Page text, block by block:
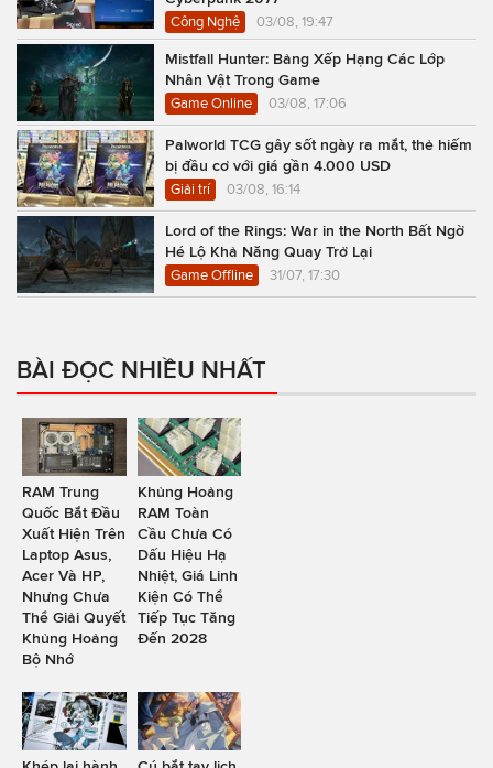
Công Nghệ 03/08, 19:47
Mistfall Hunter: Bảng Xếp Hạng Các Lớp
Nhân Vật Trong Game
Game Online 03/08, 17:06
Palworld TCG gây sốt ngày ra mắt, thẻ hiếm
bị đầu cơ với giá gần 4.000 USD
Giải trí 03/08, 16:14
Lord of the Rings: War in the North Bất Ngờ
Hé Lộ Khả Năng Quay Trở Lại
Game Offline 31/07, 17:30
BÀI ĐỌC NHIỀU NHẤT
RAM Trung
Quốc Bắt Đầu
Xuất Hiện Trên
Laptop Asus,
Acer Và HP,
Nhưng Chưa
Thể Giải Quyết
Khủng Hoảng
Bộ Nhớ
Khủng Hoảng
RAM Toàn
Cầu Chưa Có
Dấu Hiệu Hạ
Nhiệt, Giá Linh
Kiện Có Thể
Tiếp Tục Tăng
Đến 2028